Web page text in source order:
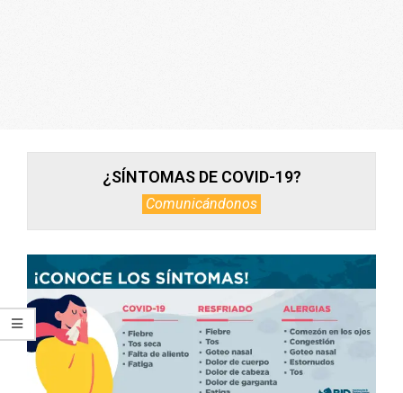
¿SÍNTOMAS DE COVID-19?
Comunicándonos